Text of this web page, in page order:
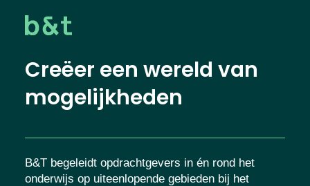
Creëer een wereld van
mogelijkheden
B&T begeleidt opdrachtgevers in én rond het
onderwijs op uiteenlopende gebieden bij het